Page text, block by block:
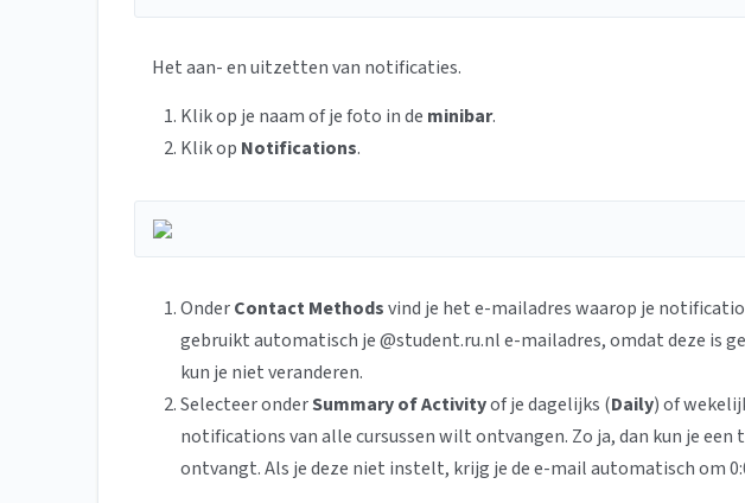
Het aan- en uitzetten van notificaties.
Klik op je naam of je foto in de minibar.
Klik op Notifications.
OnderContact Methodsvind je het e-mailadres waarop je
gebruikt automatisch je @student.ru.nl e-mailadres, omdat deze is
kun je niet veranderen.
Selecteer onderSummary of Activityof je dagelijks (Daily) of
notifications van alle cursussen wilt ontvangen. Zo ja, dan kun je
ontvangt. Als je deze niet instelt, krijg je de e-mail automatisch om